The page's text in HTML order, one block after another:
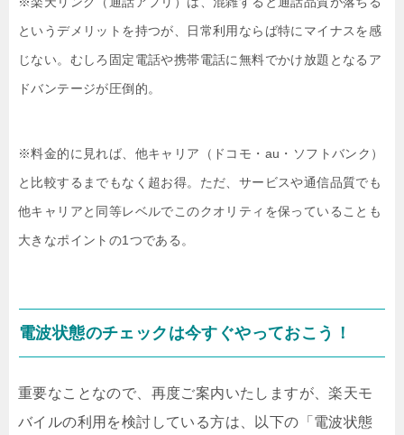
というデメリットを持つが、日常利用ならば特にマイナスを感
じない。むしろ固定電話や携帯電話に無料でかけ放題となるア
ドバンテージが圧倒的。
※料金的に見れば、他キャリア（ドコモ・au・ソフトバンク）
と比較するまでもなく超お得。ただ、サービスや通信品質でも
他キャリアと同等レベルでこのクオリティを保っていることも
大きなポイントの1つである。
電波状態のチェックは今すぐやっておこう！
重要なことなので、再度ご案内いたしますが、楽天モ
バイルの利用を検討している方は、以下の「電波状態